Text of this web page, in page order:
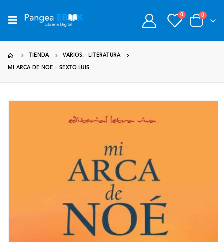
0 0
TIENDA VARIOS, LITERATURA
MI ARCA DE NOE – SEXTO LUIS